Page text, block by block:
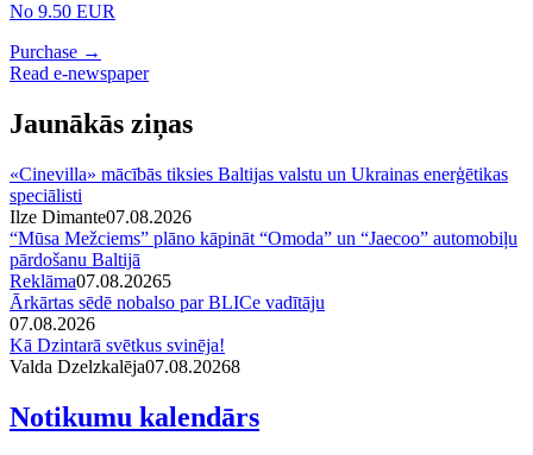
No 9.50 EUR
Purchase →
Read e-newspaper
Jaunākās ziņas
«Cinevilla» mācībās tiksies Baltijas valstu un Ukrainas enerģētikas
speciālisti
Ilze Dimante07.08.2026
“Mūsa Mežciems” plāno kāpināt “Omoda” un “Jaecoo” automobiļu
pārdošanu Baltijā
Reklāma07.08.20265
Ārkārtas sēdē nobalso par BLICe vadītāju
07.08.2026
Kā Dzintarā svētkus svinēja!
Valda Dzelzkalēja07.08.20268
Notikumu kalendārs